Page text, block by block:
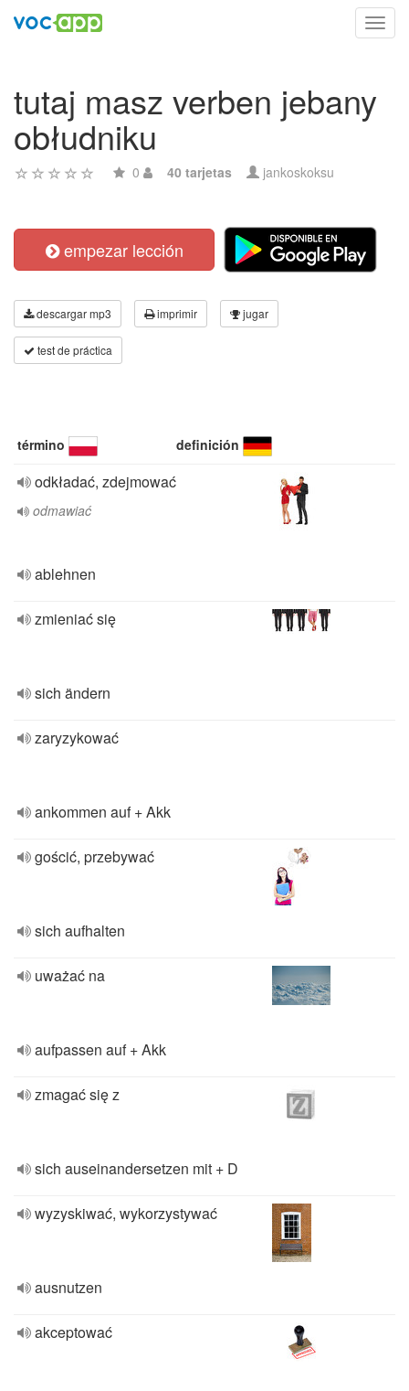
tutaj masz verben jebany
obłudniku
0 40 tarjetas jankoskoksu
empezar lección
descargar mp3 imprimir jugar
test de práctica
término definición
odkładać, zdejmować
odmawiać
ablehnen
zmieniać się
sich ändern
zaryzykować
ankommen auf + Akk
gościć, przebywać
sich aufhalten
uważać na
aufpassen auf + Akk
zmagać się z
sich auseinandersetzen mit + D
wyzyskiwać, wykorzystywać
ausnutzen
akceptować